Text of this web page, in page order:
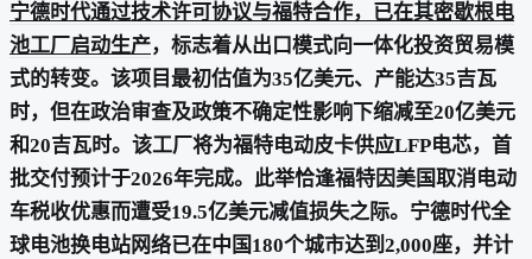
宁德时代通过技术许可协议与福特合作，已在其密歇根电
池工厂启动生产，标志着从出口模式向一体化投资贸易模
式的转变。该项目最初估值为35亿美元、产能达35吉瓦
时，但在政治审查及政策不确定性影响下缩减至20亿美元
和20吉瓦时。该工厂将为福特电动皮卡供应LFP电芯，首
批交付预计于2026年完成。此举恰逢福特因美国取消电动
车税收优惠而遭受19.5亿美元减值损失之际。宁德时代全
球电池换电站网络已在中国180个城市达到2,000座，并计